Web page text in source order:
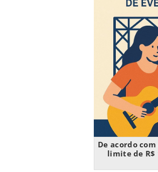
De acordo
limite de R$